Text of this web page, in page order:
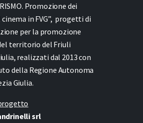
Promozione dei
in FVG”, progetti di
per la promozione
territorio del Friuli
realizzati dal 2013 con
della Regione Autonoma
Giulia.
srl